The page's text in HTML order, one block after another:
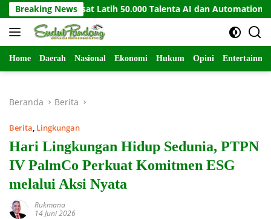
Langsung
ke
konten
Breaking News
Indosat Latih 50.000 Talenta AI dan Automation
Home Daerah Nasional Ekonomi Hukum Opini
Beranda Berita
Berita, Lingkungan
Hari Lingkungan Hidup Sedunia, PTPN
IV PalmCo Perkuat Komitmen ESG
melalui Aksi Nyata
Rukmana
14 Juni 2026